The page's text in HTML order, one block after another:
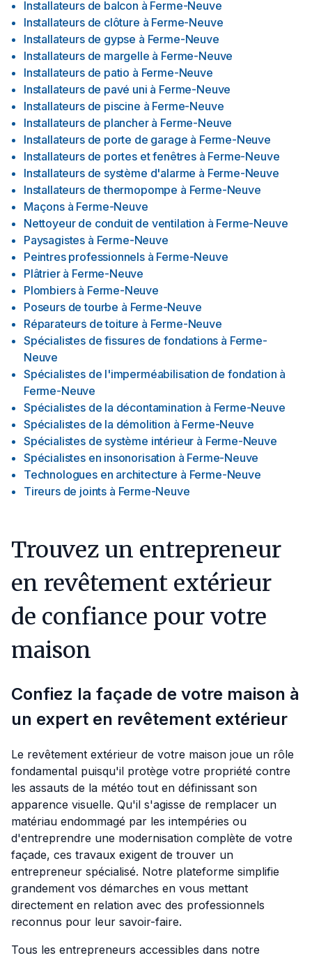
Installateurs de balcon à Ferme-Neuve
Installateurs de clôture à Ferme-Neuve
Installateurs de gypse à Ferme-Neuve
Installateurs de margelle à Ferme-Neuve
Installateurs de patio à Ferme-Neuve
Installateurs de pavé uni à Ferme-Neuve
Installateurs de piscine à Ferme-Neuve
Installateurs de plancher à Ferme-Neuve
Installateurs de porte de garage à Ferme-Neuve
Installateurs de portes et fenêtres à Ferme-Neuve
Installateurs de système d'alarme à Ferme-Neuve
Installateurs de thermopompe à Ferme-Neuve
Maçons à Ferme-Neuve
Nettoyeur de conduit de ventilation à Ferme-Neuve
Paysagistes à Ferme-Neuve
Peintres professionnels à Ferme-Neuve
Plâtrier à Ferme-Neuve
Plombiers à Ferme-Neuve
Poseurs de tourbe à Ferme-Neuve
Réparateurs de toiture à Ferme-Neuve
Spécialistes de fissures de fondations à Ferme-
Neuve
Spécialistes de l'imperméabilisation de fondation à
Ferme-Neuve
Spécialistes de la décontamination à Ferme-Neuve
Spécialistes de la démolition à Ferme-Neuve
Spécialistes de système intérieur à Ferme-Neuve
Spécialistes en insonorisation à Ferme-Neuve
Technologues en architecture à Ferme-Neuve
Tireurs de joints à Ferme-Neuve
Trouvez un entrepreneur
en revêtement extérieur
de confiance pour votre
maison
Confiez la façade de votre maison à
un expert en revêtement extérieur
Le revêtement extérieur de votre maison joue un rôle
fondamental puisqu'il protège votre propriété contre
les assauts de la météo tout en définissant son
apparence visuelle. Qu'il s'agisse de remplacer un
matériau endommagé par les intempéries ou
d'entreprendre une modernisation complète de votre
façade, ces travaux exigent de trouver un
entrepreneur spécialisé. Notre plateforme simplifie
grandement vos démarches en vous mettant
directement en relation avec des professionnels
reconnus pour leur savoir-faire.
Tous les entrepreneurs accessibles dans notre